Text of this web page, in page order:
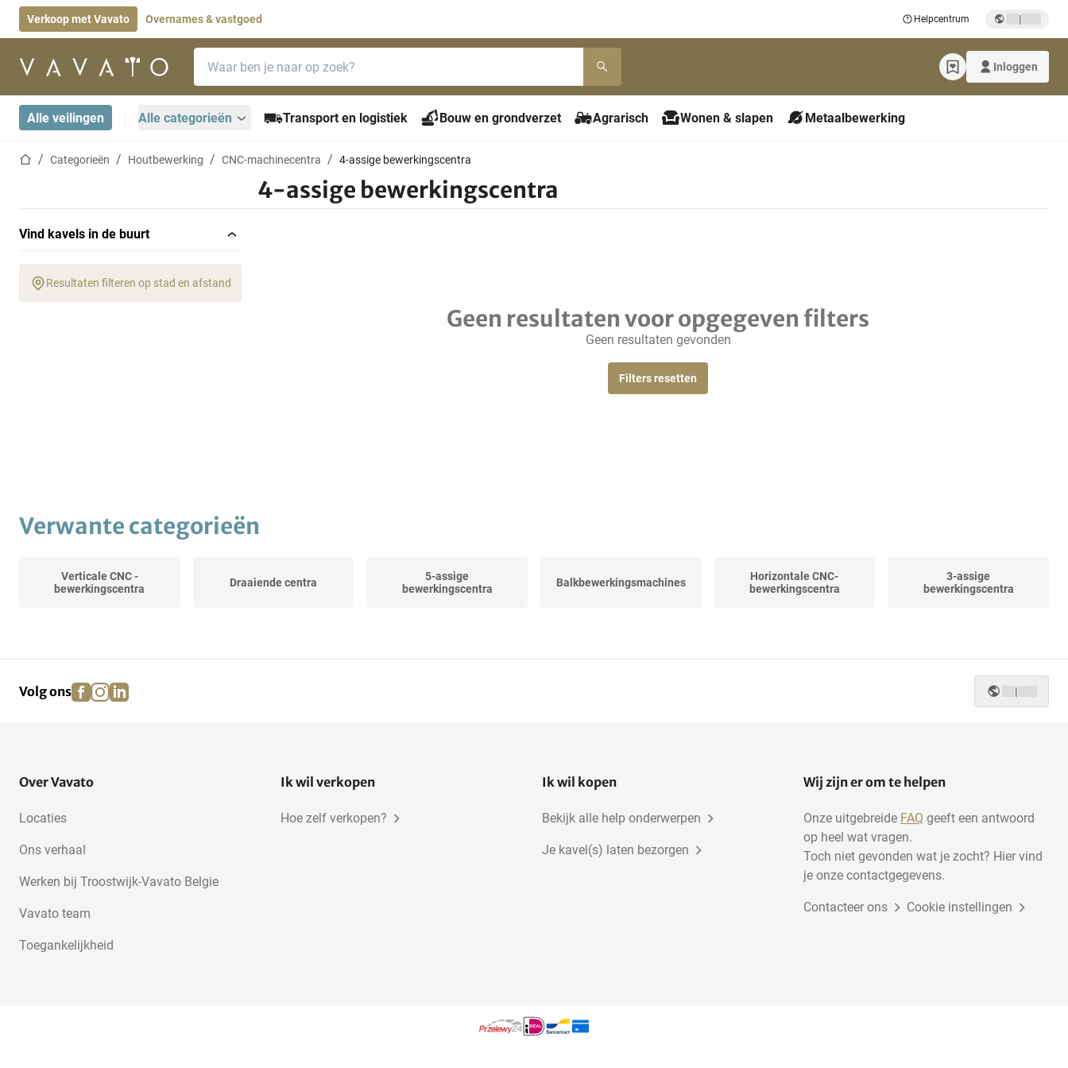
Verkoop met Vavato Overnames & vastgoed Helpcentrum |
Startpagina Inloggen
Alle veilingen Alle categorieën Transport en logistiek Bouw en grondverzet Agrarisch Wonen & slapen Metaalbewerking
StartpaginaCategorieën Houtbewerking CNC-machinecentra 4-assige bewerkingscentra
4-assige bewerkingscentra
Vind kavels in de buurt
Resultaten filteren op stad en afstand
Geen resultaten voor opgegeven filters
Geen resultaten gevonden
Filters resetten
Verwante categorieën
Verticale CNC -
bewerkingscentra
Draaiende centra
5-assige
bewerkingscentra
Balkbewerkingsmachines
Horizontale CNC-
bewerkingscentra
3-assige
bewerkingscentra
Volg ons facebook
instagram
linkedin |
Over Vavato
Locaties
Ons verhaal
Werken bij Troostwijk-Vavato Belgie
Vavato team
Toegankelijkheid
Ik wil verkopen
Hoe zelf verkopen?
Ik wil kopen
Bekijk alle help onderwerpen
Je kavel(s) laten bezorgen
Wij zijn er om te helpen
Onze uitgebreide FAQ geeft een antwoord
op heel wat vragen.
Toch niet gevonden wat je zocht? Hier vind
je onze contactgegevens.
Contacteer ons Cookie instellingen